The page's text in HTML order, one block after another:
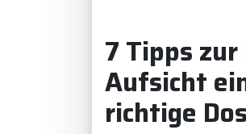
7 Tipps
Aufsicht
richtige